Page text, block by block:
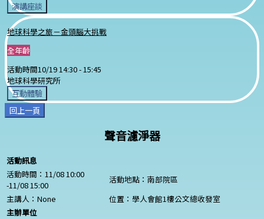
演講座談
地球科學之旅－金頭腦大挑戰
全年齡
活動時間10/19 14:30 - 15:45
地球科學研究所
互動體驗
回上一頁
聲音濾淨器
活動訊息
活動時間：11/08 10:00
-11/08 15:00
活動地點：南部院區
主講人： None
位置：學人會館1樓公文總收發室
主辦單位